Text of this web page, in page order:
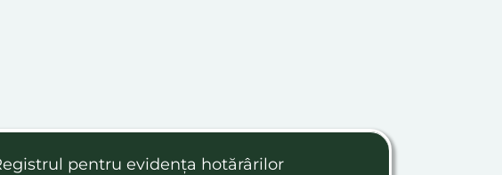
pentru evidența hotărârilor